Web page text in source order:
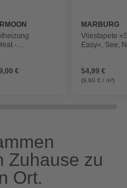
-
€
MARBURG
Vliestapete
Easy«, See,
54,99 €
(9,60 € / m²)
Zuhause zu
Ort.